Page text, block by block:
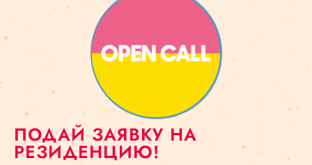
ПОДАЙ ЗАЯВКУ НА
РЕЗИДЕНЦИЮ!